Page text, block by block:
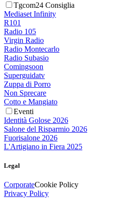
Tgcom24 Consiglia
Mediaset Infinity
R101
Radio 105
Virgin Radio
Radio Montecarlo
Radio Subasio
Comingsoon
Superguidatv
Zuppa di Porro
Non Sprecare
Cotto e Mangiato
Eventi
Identità Golose 2026
Salone del Risparmio 2026
Fuorisalone 2026
L'Artigiano in Fiera 2025
Legal
CorporateCookie Policy
Privacy Policy